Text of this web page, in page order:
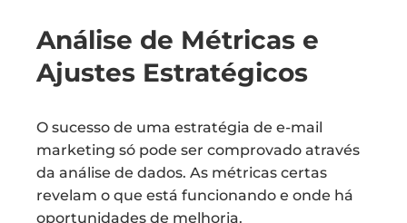
Análise de Métricas e
Ajustes Estratégicos
O sucesso de uma estratégia de e-mail
marketing só pode ser comprovado através
da análise de dados. As métricas certas
revelam o que está funcionando e onde há
oportunidades de melhoria.